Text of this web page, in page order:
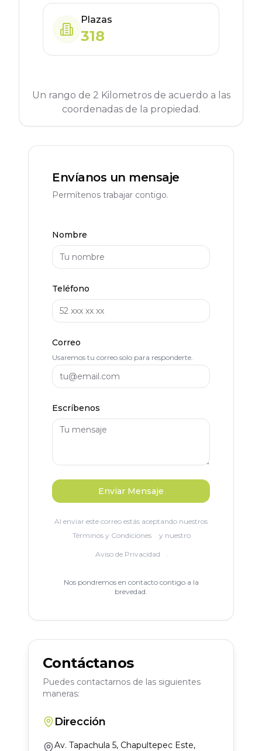
Plazas
318
Un rango de 2 Kilometros de acuerdo a las
coordenadas de la propiedad.
Envíanos un mensaje
Permítenos trabajar contigo.
Nombre
Teléfono
Correo
Usaremos tu correo solo para responderte.
Escríbenos
Enviar Mensaje
Al enviar este correo estás aceptando nuestros
Términos y Condiciones
y nuestro
Aviso de Privacidad .
Nos pondremos en contacto contigo a la
brevedad.
Contáctanos
Puedes contactarnos de las siguientes
maneras:
Dirección
Av. Tapachula 5, Chapultepec Este,